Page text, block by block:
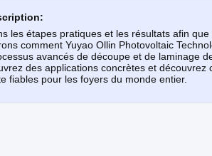
les étapes pratiques et les résultats afin
comment Yuyao Ollin Photovoltaic
avancés de découpe et de laminage
des applications concrètes et
fiables pour les foyers du monde entier.